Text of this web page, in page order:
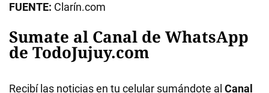
FUENTE: Clarín.com
Sumate al Canal de WhatsApp
de TodoJujuy.com
Recibí las noticias en tu celular sumándote al Canal